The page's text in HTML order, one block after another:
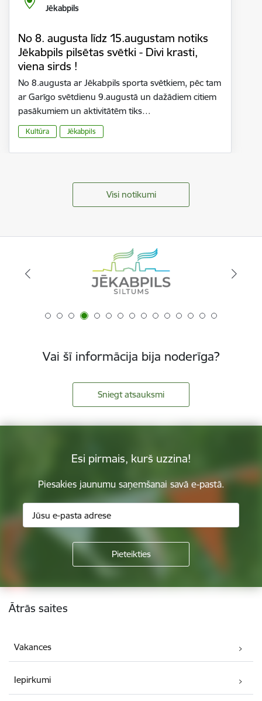
Jēkabpils
No 8. augusta līdz 15.augustam notiks
Jēkabpils pilsētas svētki - Divi krasti,
viena sirds !
No 8.augusta ar Jēkabpils sporta svētkiem, pēc tam
ar Garīgo svētdienu 9.augustā un dažādiem citiem
pasākumiem un aktivitātēm tiks…
Kultūra Jēkabpils
Visi notikumi
Vai šī informācija bija noderīga?
Sniegt atsauksmi
Esi pirmais, kurš uzzina!
Piesakies jaunumu saņemšanai savā e-pastā.
Kājene
Ātrās saites
Vakances
Iepirkumi